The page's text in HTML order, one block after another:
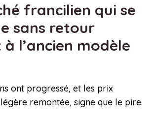
francilien qui se
sans retour
l’ancien modèle
ont progressé, et les prix
remontée, signe que le pire